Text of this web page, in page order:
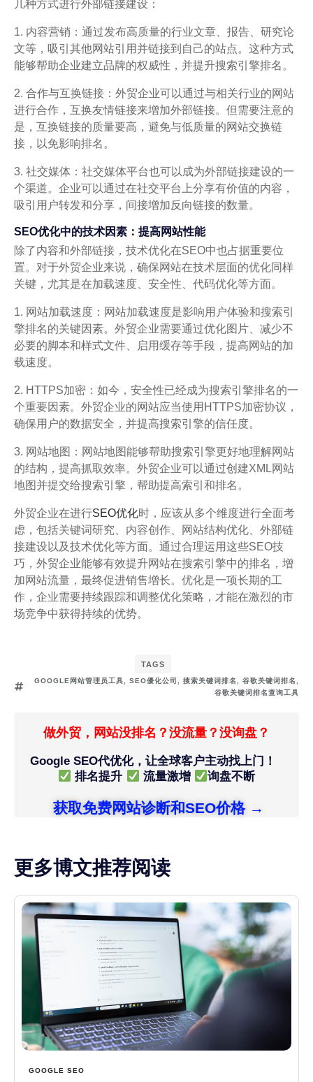
几种方式进行外部链接建设：
1. 内容营销：通过发布高质量的行业文章、报告、研究论
文等，吸引其他网站引用并链接到自己的站点。这种方式
能够帮助企业建立品牌的权威性，并提升搜索引擎排名。
2. 合作与互换链接：外贸企业可以通过与相关行业的网站
进行合作，互换友情链接来增加外部链接。但需要注意的
是，互换链接的质量要高，避免与低质量的网站交换链
接，以免影响排名。
3. 社交媒体：社交媒体平台也可以成为外部链接建设的一
个渠道。企业可以通过在社交平台上分享有价值的内容，
吸引用户转发和分享，间接增加反向链接的数量。
SEO优化中的技术因素：提高网站性能
除了内容和外部链接，技术优化在SEO中也占据重要位
置。对于外贸企业来说，确保网站在技术层面的优化同样
关键，尤其是在加载速度、安全性、代码优化等方面。
1. 网站加载速度：网站加载速度是影响用户体验和搜索引
擎排名的关键因素。外贸企业需要通过优化图片、减少不
必要的脚本和样式文件、启用缓存等手段，提高网站的加
载速度。
2. HTTPS加密：如今，安全性已经成为搜索引擎排名的一
个重要因素。外贸企业的网站应当使用HTTPS加密协议，
确保用户的数据安全，并提高搜索引擎的信任度。
3. 网站地图：网站地图能够帮助搜索引擎更好地理解网站
的结构，提高抓取效率。外贸企业可以通过创建XML网站
地图并提交给搜索引擎，帮助提高索引和排名。
外贸企业在进行SEO优化时，应该从多个维度进行全面考
虑，包括关键词研究、内容创作、网站结构优化、外部链
接建设以及技术优化等方面。通过合理运用这些SEO技
巧，外贸企业能够有效提升网站在搜索引擎中的排名，增
加网站流量，最终促进销售增长。优化是一项长期的工
作，企业需要持续跟踪和调整优化策略，才能在激烈的市
场竞争中获得持续的优势。
TAGS
GOOGLE网站管理员工具 SEO優化公司 搜索关键词排名 谷歌关键词排名
谷歌关键词排名查询工具
做外贸，网站没排名？没流量？没询盘？
Google SEO代优化，让全球客户主动找上门！
排名提升
流量激增 询盘不断
获取免费网站诊断和SEO价格 →
更多博文推荐阅读
GOOGLE SEO